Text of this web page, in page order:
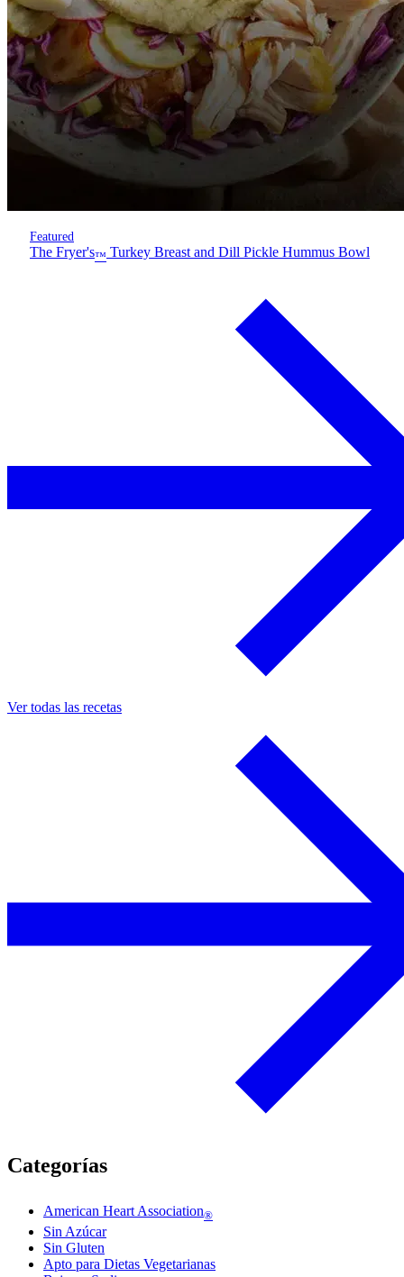
Featured
The Fryer's™ Turkey Breast and Dill Pickle Hummus Bowl
Ver todas las recetas
Categorías
American Heart Association®
Sin Azúcar
Sin Gluten
Apto para Dietas Vegetarianas